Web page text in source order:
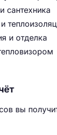
сантехника
и отделка
вы